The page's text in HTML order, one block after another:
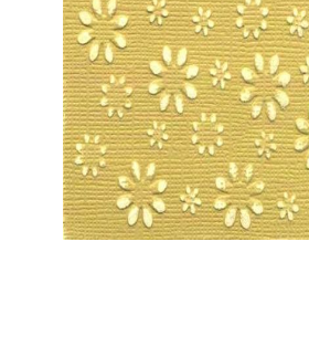
пластмаса и др.
ДЕКОРАТИВНИ И
ВОСЪК